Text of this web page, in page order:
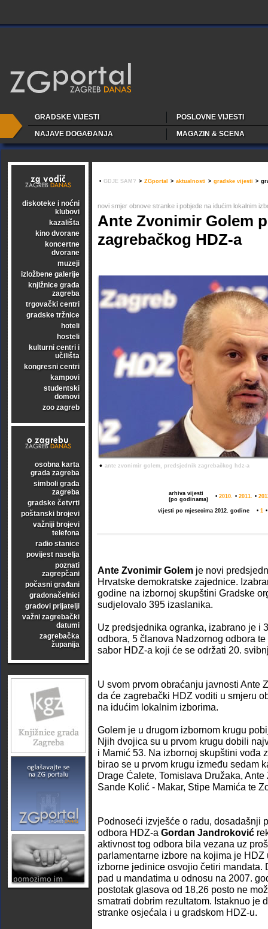
GRADSKE VIJESTI
POSLOVNE VIJESTI
NAJAVE DOGAĐANJA
MAGAZIN & SCENA
diskoteke i noćni
klubovi
kazališta
kino dvorane
koncertne
dvorane
muzeji
izložbene galerije
knjižnice grada
zagreba
trgovački centri
gradske tržnice
hoteli
hosteli
kulturni centri i
učilišta
kongresni centri
kampovi
studentski
domovi
zoo zagreb
osobna karta
grada zagreba
simboli grada
zagreba
gradske četvrti
poštanski brojevi
važniji brojevi
telefona
radio stanice
povijest naselja
poznati
zagrepčani
počasni građani
gradonačelnici
gradovi prijatelji
važni zagrebački
datumi
zagrebačka
županija
• GDJE SAM? > ZGportal > aktualnosti > gradske vijesti >
novi smjer obnove stranke i pobjede na idućim lokalnim
Ante Zvonimir Golem
zagrebačkog HDZ-a
• ante zvonimir golem, predsjednik zagrebačkog hdz-a
arhiva vijesti
(po godinama)
• 2010. • 2011. •
vijesti po mjesecima 2012. godine • 1
Ante Zvonimir Golem je novi
Hrvatske demokratske zajednice.
godine na izbornoj skupštini Gradske
sudjelovalo 395 izaslanika.
Uz predsjednika ogranka, izabrano je i
odbora, 5 članova Nadzornog odbora
sabor HDZ-a koji će se održati 20.
U svom prvom obraćanju javnosti Ante
da će zagrebački HDZ voditi u smjeru
na idućim lokalnim izborima.
Golem je u drugom izbornom krugu
Njih dvojica su u prvom krugu dobili
i Mamić 53. Na izbornoj skupštini vođa
birao se u prvom krugu između sedam
Drage Ćalete, Tomislava Družaka,
Sande Kolić - Makar, Stipe Mamića te
Podnoseći izvješće o radu, dosadašnji
odbora HDZ-a Gordan Jandroković
aktivnost tog odbora bila vezana uz
parlamentarne izbore na kojima je
izborne jedinice osvojio četiri mandata.
pad u mandatima u odnosu na 2007.
postotak glasova od 18,26 posto ne
smatrati dobrim rezultatom. Istaknuo je
stranke osjećala i u gradskom HDZ-u.